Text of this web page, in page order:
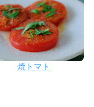
焼トマト